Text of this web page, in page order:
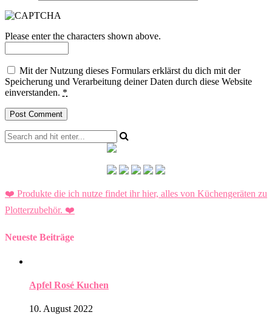
Please enter the characters shown above.
Mit der Nutzung dieses Formulars erklärst du dich mit der
Speicherung und Verarbeitung deiner Daten durch diese Website
einverstanden. *
❤️ Produkte die ich nutze findet ihr hier, alles von Küchengeräten zu
Plotterzubehör. ❤️
Neueste Beiträge
Apfel Rosé Kuchen
10. August 2022